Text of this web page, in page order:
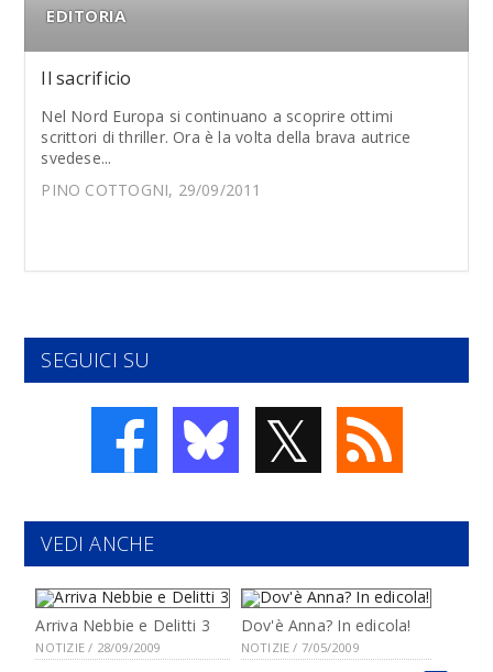
EDITORIA
Il sacrificio
Nel Nord Europa si continuano a scoprire ottimi
scrittori di thriller. Ora è la volta della brava autrice
svedese...
PINO COTTOGNI, 29/09/2011
SEGUICI SU
𝕏
VEDI ANCHE
Arriva Nebbie e Delitti 3
NOTIZIE / 28/09/2009
Dov'è Anna? In edicola!
NOTIZIE / 7/05/2009